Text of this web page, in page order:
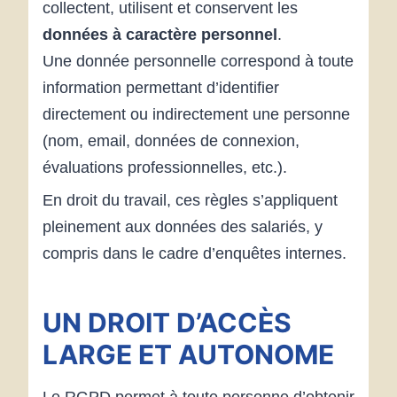
collectent, utilisent et conservent les
données à caractère personnel.
Une donnée personnelle correspond à toute
information permettant d’identifier
directement ou indirectement une personne
(nom, email, données de connexion,
évaluations professionnelles, etc.).
En droit du travail, ces règles s’appliquent
pleinement aux données des salariés, y
compris dans le cadre d’enquêtes internes.
UN DROIT D’ACCÈS
LARGE ET AUTONOME